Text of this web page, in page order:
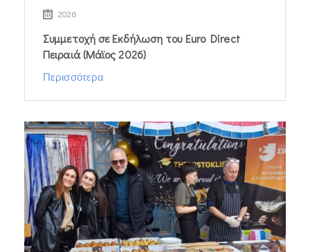
2026
Συμμετοχή σε Εκδήλωση τoυ Euro Direct
Πειραιά (Μάϊος 2026)
Περισσότερα